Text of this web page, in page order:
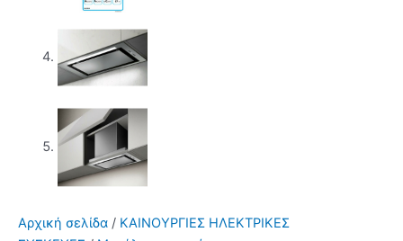
Αρχική σελίδα / ΚΑΙΝΟΥΡΓΙΕΣ ΗΛΕΚΤΡΙΚΕΣ